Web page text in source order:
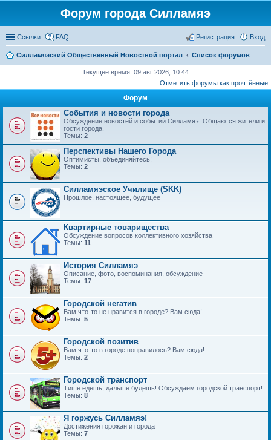
Форум города Силламяэ
Ссылки FAQ Вход
Регистрация
Силламяэский Общественный Новостной портал Список форумов
Текущее время: 09 авг 2026, 10:44
Отметить форумы как прочтённые
Форум
События и новости города
Обсуждение новостей и событий Силламяэ. Общаются жители и
гости города.
Темы: 2
Перспективы Нашего Города
Оптимисты, объединяйтесь!
Темы: 2
Силламяэское Училище (SKK)
Прошлое, настоящее, будущее
Квартирные товарищества
Обсуждение вопросов коллективного хозяйства
Темы: 11
История Силламяэ
Описание, фото, воспоминания, обсуждение
Темы: 17
Городской негатив
Вам что-то не нравится в городе? Вам сюда!
Темы: 5
Городской позитив
Вам что-то в городе понравилось? Вам сюда!
Темы: 2
Городской транспорт
Тише едешь, дальше будешь! Обсуждаем городской транспорт!
Темы: 8
Я горжусь Силламяэ!
Достижения горожан и города
Темы: 7